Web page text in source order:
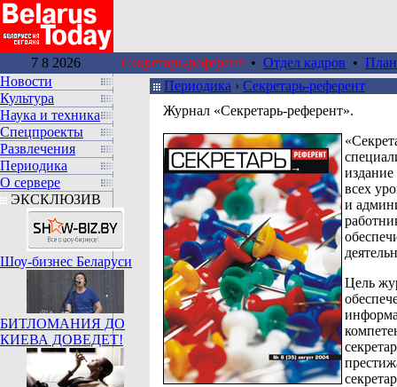
7 8 2026 Секретарь-референт • Отдел кадров •
Новости
Культура
Наука и техника
Спецпроекты
Развлечения
Периодика
О сервере
ЭКСКЛЮЗИВ
Шоу-бизнес Беларуси
БИТЛОМАНИЯ ДО
КИЕВА ДОВЕДЕТ!
Периодика › Секретарь-референт
Журнал «Секретарь-референт».
издание
всех
и
Цель